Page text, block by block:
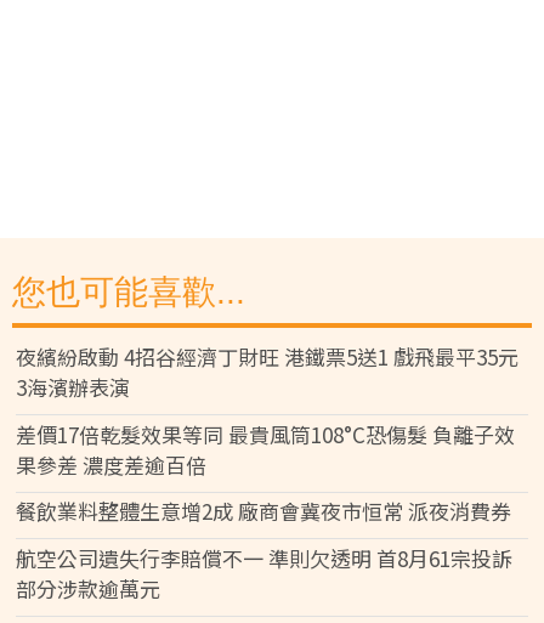
您也可能喜歡...
夜繽紛啟動 4招谷經濟丁財旺 港鐵票5送1 戲飛最平35元
3海濱辦表演
差價17倍乾髮效果等同 最貴風筒108°C恐傷髮 負離子效
果參差 濃度差逾百倍
餐飲業料整體生意增2成 廠商會冀夜市恒常 派夜消費券
航空公司遺失行李賠償不一 準則欠透明 首8月61宗投訴
部分涉款逾萬元